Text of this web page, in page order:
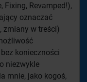
Fixing, Revamped!),
oznaczać
zmiany w treści)
konieczności
niezwykle
mnie, jako kogoś,